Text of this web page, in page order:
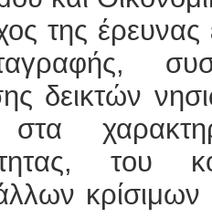
της έρευνας
δεικτών
του
άλλων